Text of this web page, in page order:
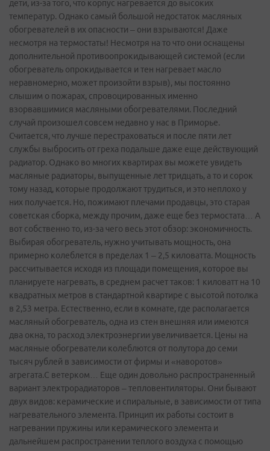
дети, из-за того, что корпус нагревается до высоких
температур. Однако самый большой недостаток масляных
обогревателей в их опасности – они взрываются! Даже
несмотря на термостаты! Несмотря на то что они оснащены
дополнительной противоопрокидывающей системой (если
обогреватель опрокидывается и тен нагревает масло
неравномерно, может произойти взрыв), мы постоянно
слышим о пожарах, спровоцированных именно
взорвавшимися масляными обогревателями. Последний
случай произошел совсем недавно у нас в Приморье.
Считается, что лучше перестраховаться и после пяти лет
службы выбросить от греха подальше даже еще действующий
радиатор. Однако во многих квартирах вы можете увидеть
масляные радиаторы, выпущенные лет тридцать, а то и сорок
тому назад, которые продолжают трудиться, и это неплохо у
них получается. Но, пожимают плечами продавцы, это старая
советская сборка, между прочим, даже еще без термостата… А
вот собственно то, из-за чего весь этот обзор: экономичность.
Выбирая обогреватель, нужно учитывать мощность, она
примерно колеблется в пределах 1 – 2,5 киловатта. Мощность
рассчитывается исходя из площади помещения, которое вы
планируете нагревать, в среднем расчет таков: 1 киловатт на 10
квадратных метров в стандартной квартире с высотой потолка
в 2,53 метра. Естественно, если в комнате, где располагается
масляный обогреватель, одна из стен внешняя или имеются
два окна, то расход электроэнергии увеличивается. Цены на
масляные обогреватели колеблются от полутора до семи
тысяч рублей в зависимости от фирмы и «наворотов»
агрегата.С ветерком… Еще один довольно распространенный
вариант электрорадиаторов – тепловентиляторы. Они бывают
двух видов: керамические и спиральные, в зависимости от типа
нагревательного элемента. Принцип их работы состоит в
нагревании пружины или керамического элемента и
дальнейшем распространении теплого воздуха с помощью